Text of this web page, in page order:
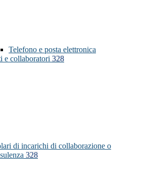
Telefono e posta elettronica
e collaboratori 328
di incarichi di collaborazione o
328